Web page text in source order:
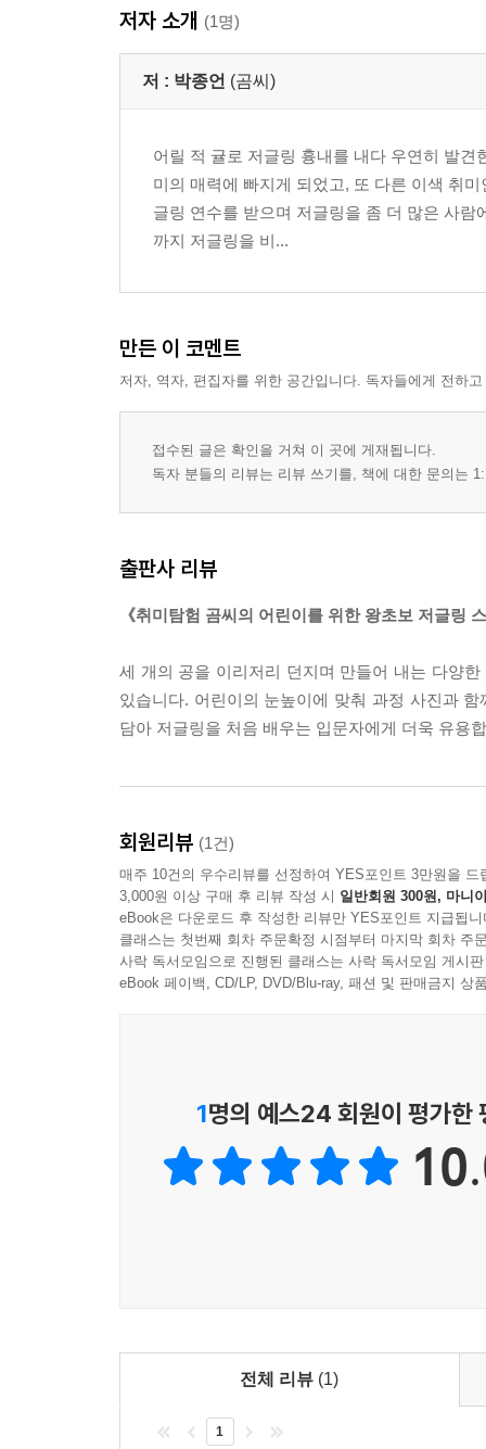
저자 소개 (1명)
저 : 박종언 (곰씨)
어릴 적 귤로 저글링 흉내를 내다 우연히 발
미의 매력에 빠지게 되었고, 또 다른 이색 취
글링 연수를 받으며 저글링을 좀 더 많은 사람
까지 저글링을 비...
만든 이 코멘트
저자, 역자, 편집자를 위한 공간입니다. 독자들에게 전하
접수된 글은 확인을 거쳐 이 곳에 게재됩니다.
독자 분들의 리뷰는 리뷰 쓰기를, 책에 대한 문의는
출판사 리뷰
《취미탐험 곰씨의 어린이를 위한 왕초보 저글링
세 개의 공을 이리저리 던지며 만들어 내는 다양
있습니다. 어린이의 눈높이에 맞춰 과정 사진과
담아 저글링을 처음 배우는 입문자에게 더욱 유용
회원리뷰 (1건)
매주 10건의 우수리뷰를 선정하여 YES포인트 3만원을 드
3,000원 이상 구매 후 리뷰 작성 시 일반회원 300원, 마니
eBook은 다운로드 후 작성한 리뷰만 YES포인트 지급됩니
클래스는 첫번째 회차 주문확정 시점부터 마지막 회차 주
사락 독서모임으로 진행된 클래스는 사락 독서모임 게시
eBook 페이백, CD/LP, DVD/Blu-ray, 패션 및 판매금지 상
1명의 예스24 회원이 평가한
전체 리뷰 (1)
1